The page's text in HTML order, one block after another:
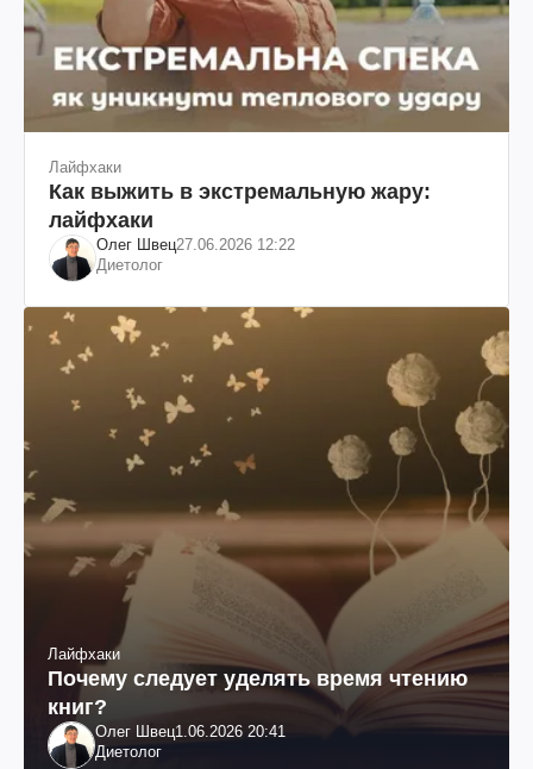
Лайфхаки
Как выжить в экстремальную жару:
лайфхаки
Олег Швец27.06.2026 12:22
Диетолог
Лайфхаки
Почему следует уделять время чтению
книг?
Олег Швец1.06.2026 20:41
Диетолог